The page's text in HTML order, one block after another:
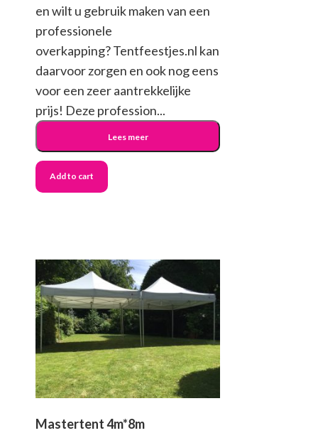
en wilt u gebruik maken van een
professionele
overkapping? Tentfeestjes.nl kan
daarvoor zorgen en ook nog eens
voor een zeer aantrekkelijke
prijs! Deze profession...
Lees meer
Add to cart
Mastertent 4m*8m